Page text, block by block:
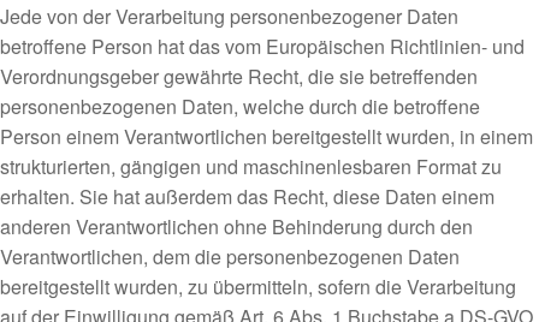
Jede von der Verarbeitung personenbezogener Daten
betroffene Person hat das vom Europäischen Richtlinien- und
Verordnungsgeber gewährte Recht, die sie betreffenden
personenbezogenen Daten, welche durch die betroffene
Person einem Verantwortlichen bereitgestellt wurden, in einem
strukturierten, gängigen und maschinenlesbaren Format zu
erhalten. Sie hat außerdem das Recht, diese Daten einem
anderen Verantwortlichen ohne Behinderung durch den
Verantwortlichen, dem die personenbezogenen Daten
bereitgestellt wurden, zu übermitteln, sofern die Verarbeitung
auf der Einwilligung gemäß Art. 6 Abs. 1 Buchstabe a DS-GVO